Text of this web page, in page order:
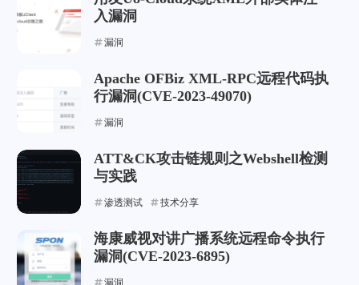
入漏洞
漏洞
Apache OFBiz XML-RPC远程代码执
行漏洞(CVE-2023-49070)
漏洞
ATT&CK攻击链规则之Webshell检测
与实践
渗透测试 技术分享
海康威视对讲广播系统远程命令执行
漏洞(CVE-2023-6895)
漏洞